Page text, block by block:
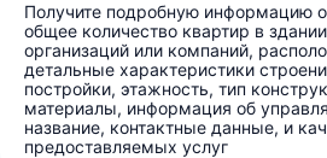
Получите подробную информацию
общее количество квартир в
организаций или компаний,
детальные характеристики
постройки, этажность, тип
материалы, информация об
название, контактные данные, и
предоставляемых услуг